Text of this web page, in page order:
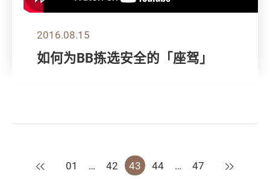
2016.08.15
如何为BB拣选安全的「座驾」
上一页
01 … 42 43 44 … 47 下一页